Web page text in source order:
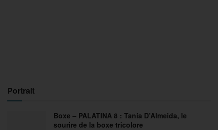
Portrait
Boxe – PALATINA 8 : Tania D’Almeida, le
sourire de la boxe tricolore